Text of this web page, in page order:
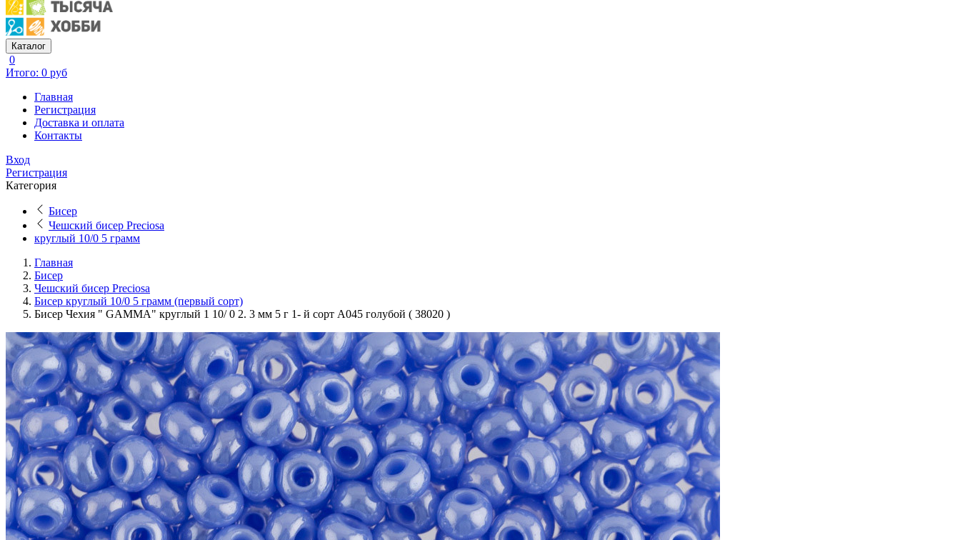
Каталог
0
Итого: 0 руб
Главная
Регистрация
Доставка и оплата
Контакты
Вход
Регистрация
Категория
Бисер
Чешский бисер Preciosa
круглый 10/0 5 грамм
Главная
Бисер
Чешский бисер Preciosa
Бисер круглый 10/0 5 грамм (первый сорт)
Бисер Чехия " GAMMA" круглый 1 10/ 0 2. 3 мм 5 г 1- й сорт A045 голубой ( 38020 )